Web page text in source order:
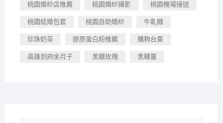
桃園婚紗店推薦 桃園婚紗攝影 桃園機場接送
桃園結婚包套 桃園自助婚紗 牛軋糖
珍珠奶茶 膠原蛋白粉推薦 購夠台東
高雄到府坐月子 黑糖玫瑰 黑糖薑